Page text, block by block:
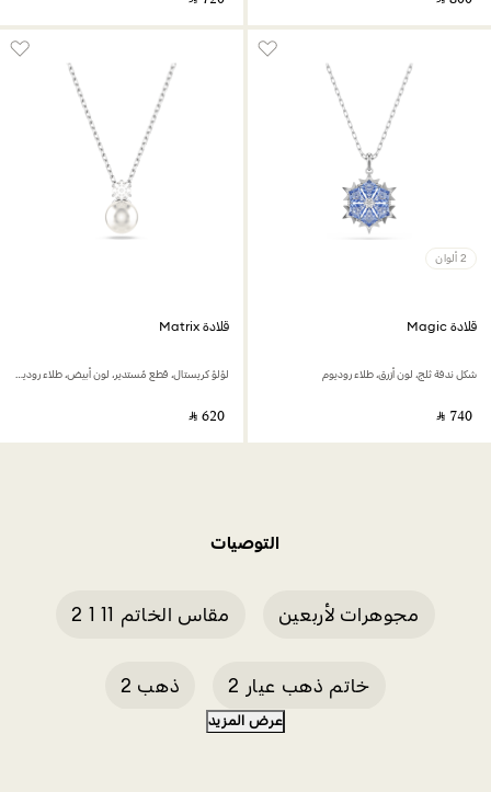
2 ألوان
قلادة Magic
شكل ندفة ثلج، لون أزرق، طلاء روديوم
‎ ⃁ ⁦740⁩ ‎
قلادة Matrix
لؤلؤ كريستال، قطع مُستدير، لون أبيض، طلاء روديوم
‎ ⃁ ⁦620⁩ ‎
التوصيات
مجوهرات لأربعين مقاس الخاتم 11 1 2
خاتم ذهب عيار 2 ذهب 2
عرض المزيد